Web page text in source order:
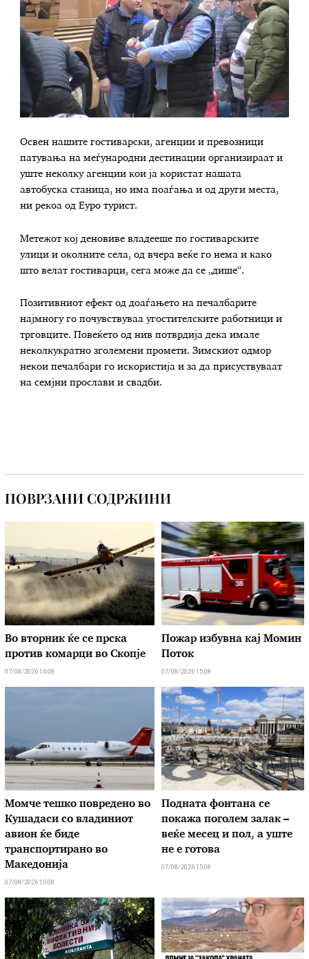
Освен нашите гостиварски, агенции и превозници
патувања на меѓународни дестинации организираат и
уште неколку агенции кои ја користат нашата
автобуска станица, но има поаѓања и од други места,
ни рекоа од Еуро турист.
Метежот кој деновиве владееше по гостиварските
улици и околните села, од вчера веќе го нема и како
што велат гостиварци, сега може да се „дише“.
Позитивниот ефект од доаѓањето на печалбарите
најмногу го почувствуваа угостителските работници и
трговците. Повеќето од нив потврдија дека имале
неколкукратно зголемени промети. Зимскиот одмор
некои печалбари го искористија и за да присуствуваат
на семјни прослави и свадби.
ПОВРЗАНИ СОДРЖИНИ
Во вторник ќе се прска
против комарци во Скопје
07/08/2026 16:08
Пожар избувна кај Момин
Поток
07/08/2026 15:08
Момче тешко повредено во
Кушадаси со владиниот
авион ќе биде
транспортирано во
Македонија
07/08/2026 15:08
Подната фонтана се
покажа поголем залак –
веќе месец и пол, а уште
не е готова
07/08/2026 15:08